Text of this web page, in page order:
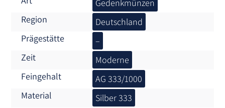
Gedenkmünzen
Region
Deutschland
Prägestätte
–
Zeit
Moderne
Feingehalt
AG 333/1000
Material
Silber 333